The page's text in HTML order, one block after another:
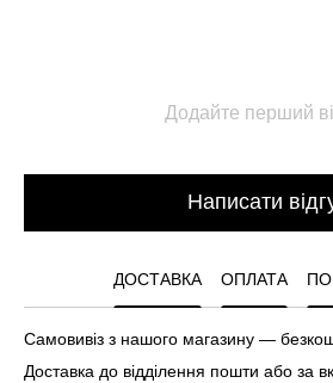
Додайте перший
Написати
ДОСТАВКА ОПЛАТА
Самовивіз з нашого магазину —
Доставка до відділення пошти або за